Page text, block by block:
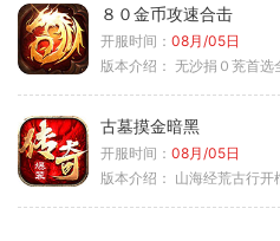
８０金币攻速合击
开服时间： 08月/05日
版本介绍： 无沙捐０茺首选
古墓摸金暗黑
开服时间： 08月/05日
版本介绍： 山海经荒古行开